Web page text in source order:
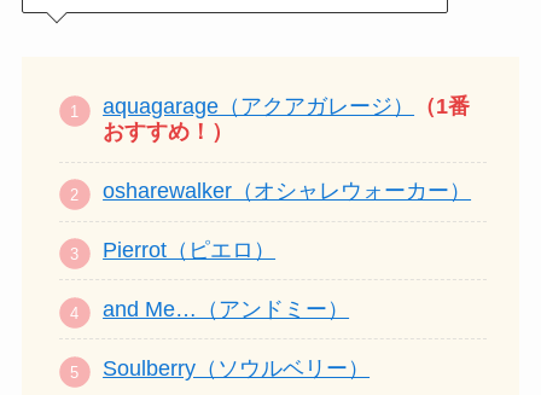
aquagarage（アクアガレージ）
（1番
おすすめ！）
osharewalker（オシャレウォーカー）
Pierrot（ピエロ）
and Me…（アンドミー）
Soulberry（ソウルベリー）